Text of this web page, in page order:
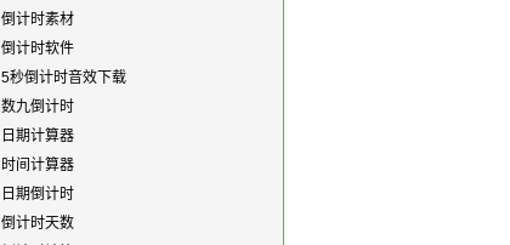
倒计时素材
倒计时软件
5秒倒计时音效下载
数九倒计时
日期计算器
时间计算器
日期倒计时
倒计时天数